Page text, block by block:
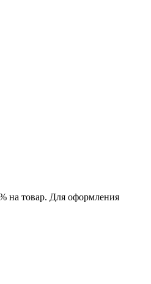
на товар. Для оформления